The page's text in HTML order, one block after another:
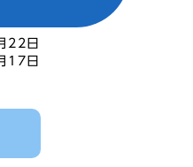
22日
17日